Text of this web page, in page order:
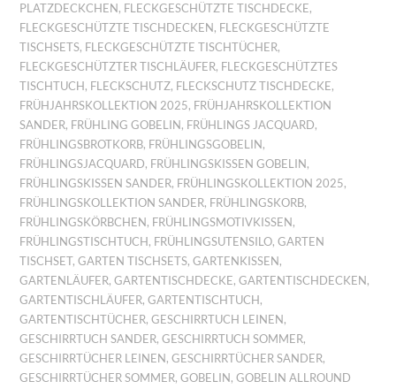
PLATZDECKCHEN, FLECKGESCHÜTZTE TISCHDECKE,
FLECKGESCHÜTZTE TISCHDECKEN, FLECKGESCHÜTZTE
TISCHSETS, FLECKGESCHÜTZTE TISCHTÜCHER,
FLECKGESCHÜTZTER TISCHLÄUFER, FLECKGESCHÜTZTES
TISCHTUCH, FLECKSCHUTZ, FLECKSCHUTZ TISCHDECKE,
FRÜHJAHRSKOLLEKTION 2025, FRÜHJAHRSKOLLEKTION
SANDER, FRÜHLING GOBELIN, FRÜHLINGS JACQUARD,
FRÜHLINGSBROTKORB, FRÜHLINGSGOBELIN,
FRÜHLINGSJACQUARD, FRÜHLINGSKISSEN GOBELIN,
FRÜHLINGSKISSEN SANDER, FRÜHLINGSKOLLEKTION 2025,
FRÜHLINGSKOLLEKTION SANDER, FRÜHLINGSKORB,
FRÜHLINGSKÖRBCHEN, FRÜHLINGSMOTIVKISSEN,
FRÜHLINGSTISCHTUCH, FRÜHLINGSUTENSILO,GARTEN
TISCHSET,GARTEN TISCHSETS,GARTENKISSEN,
GARTENLÄUFER,GARTENTISCHDECKE,GARTENTISCHDECKEN,
GARTENTISCHLÄUFER,GARTENTISCHTUCH,
GARTENTISCHTÜCHER,GESCHIRRTUCH LEINEN,
GESCHIRRTUCH SANDER,GESCHIRRTUCH SOMMER,
GESCHIRRTÜCHER LEINEN,GESCHIRRTÜCHER SANDER,
GESCHIRRTÜCHER SOMMER,GOBELIN,GOBELIN ALLROUND